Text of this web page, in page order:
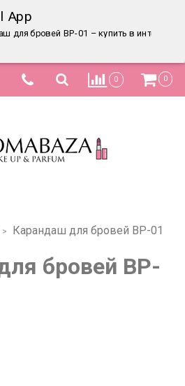
App
для бровей BP-01 – купить в интернет-
0 0
Карандаш для бровей BP-01
бровей BP-